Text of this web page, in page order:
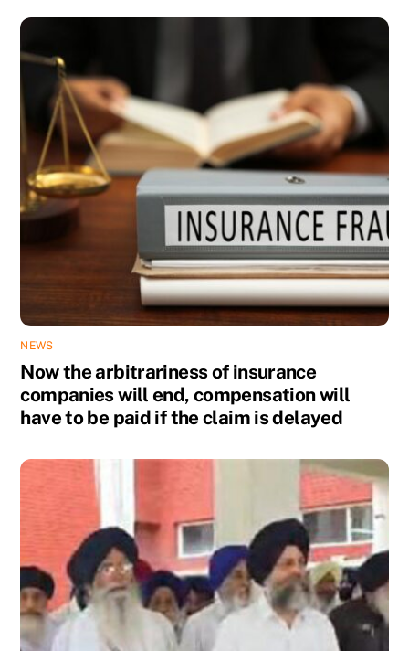
NEWS
Now the arbitrariness of insurance
companies will end, compensation will
have to be paid if the claim is delayed